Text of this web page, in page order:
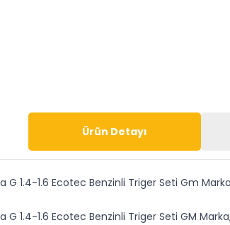
Ürün Detayı
G 1.4-1.6 Ecotec Benzinli Triger Seti Gm Marka
G 1.4-1.6 Ecotec Benzinli Triger Seti GM